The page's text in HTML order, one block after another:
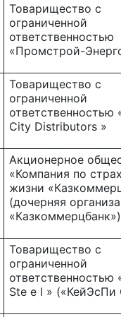
Товарищество с
ограниченной
ответственностью
«Промстрой-
Товарищество с
ограниченной
ответственностью
City Distributors »
Акционерное
«Компания по
жизни
(дочерняя
«Казкоммерцбанк»)
Товарищество c
ограниченной
ответственностью
Ste е l » («КейЭсПи